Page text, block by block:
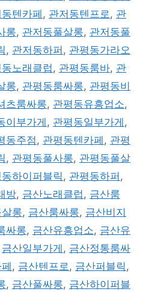
텐카페 , 관저동텐프로 , 관
롱, 관저동풀살롱, 관저동풀
, 관저동하퍼 , 관평동가라오
노래클럽 , 관평동룸바, 관
롱, 관평동룸싸롱, 관평동비
츠룸싸롱, 관평동유흥업소,
이부가게 , 관평동일부가게 ,
동주점, 관평동텐카페 , 관평
, 관평동풀사롱, 관평동풀살
하이퍼블릭 , 관평동하퍼 ,
방, 금산노래클럽 , 금산룸
롱, 금산룸싸롱, 금산비지
싸롱, 금산유흥업소, 금산유
금산일부가게 , 금산정통룸싸
, 금산텐프로 , 금산퍼블릭 ,
, 금산풀싸롱, 금산하이퍼블